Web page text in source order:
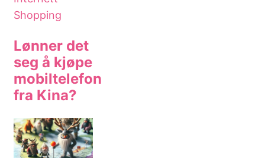
Shopping
Lønner det
seg å kjøpe
mobiltelefon
fra Kina?